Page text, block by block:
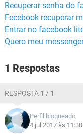
Recuperar senha do
Fecebook recuperar
Entrar no facebook
Quero meu
1 Respostas
RESPOSTA 1 / 1
Perfil bloqueado
4 jul 2017 às 11:30